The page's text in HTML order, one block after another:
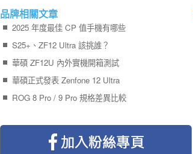
品牌相關文章
2025 年度最佳 CP 值手機有哪些
S25+、ZF12 Ultra 該挑誰？
華碩 ZF12U 內外實機開箱測試
華碩正式發表 Zenfone 12 Ultra
ROG 8 Pro / 9 Pro 規格差異比較